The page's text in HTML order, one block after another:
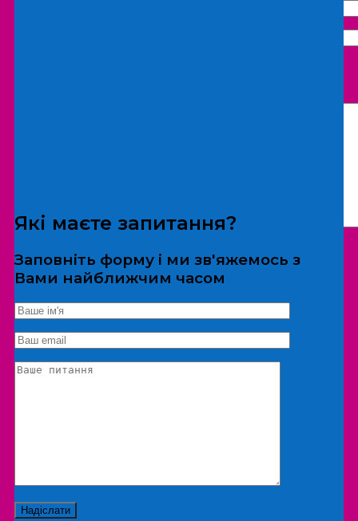
*Дані не передаються третім особам
Екскурсія/локація
Які маєте запитання?
Заповніть форму і ми зв'яжемось з
Вами найближчим часом